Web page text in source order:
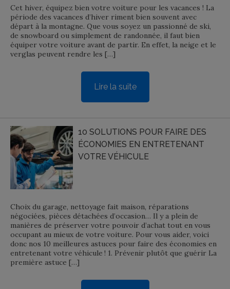
Cet hiver, équipez bien votre voiture pour les vacances ! La
période des vacances d’hiver riment bien souvent avec
départ à la montagne. Que vous soyez un passionné de ski,
de snowboard ou simplement de randonnée, il faut bien
équiper votre voiture avant de partir. En effet, la neige et le
verglas peuvent rendre les […]
Lire la suite
10 SOLUTIONS POUR FAIRE DES
ÉCONOMIES EN ENTRETENANT
VOTRE VÉHICULE
Choix du garage, nettoyage fait maison, réparations
négociées, pièces détachées d’occasion… Il y a plein de
manières de préserver votre pouvoir d’achat tout en vous
occupant au mieux de votre voiture. Pour vous aider, voici
donc nos 10 meilleures astuces pour faire des économies en
entretenant votre véhicule ! 1. Prévenir plutôt que guérir La
première astuce […]